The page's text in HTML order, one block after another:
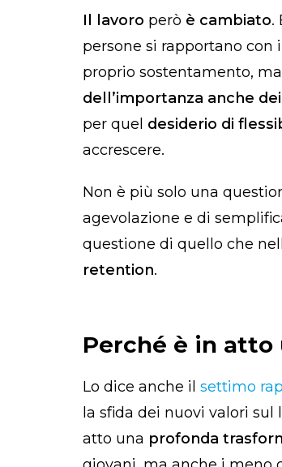
Il lavoro però è cambiato.
persone si rapportano
proprio sostentamento,
dell’importanza anche
per quel desiderio di
accrescere.
Non è più solo una
agevolazione e di
questione di quello che
retention.
Perché è in
Lo dice anche il settimo
la sfida dei nuovi valori sul
atto una profonda